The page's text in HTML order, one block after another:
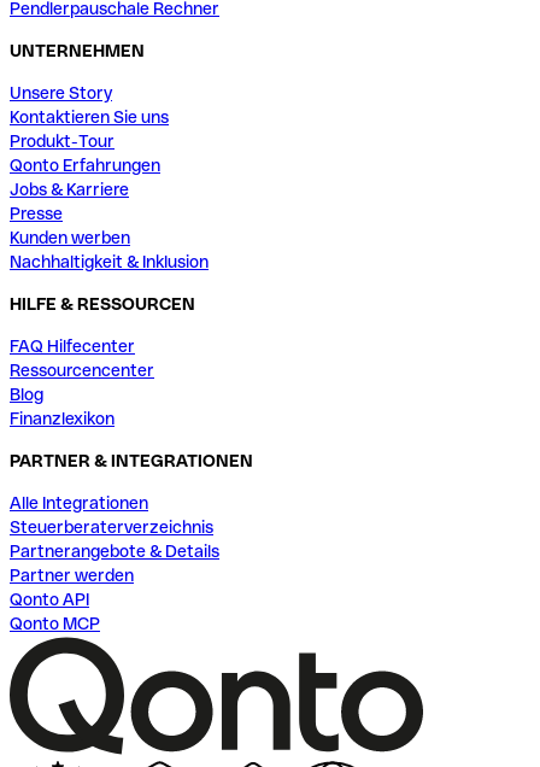
Pendlerpauschale Rechner
UNTERNEHMEN
Unsere Story
Kontaktieren Sie uns
Produkt-Tour
Qonto Erfahrungen
Jobs & Karriere
Presse
Kunden werben
Nachhaltigkeit & Inklusion
HILFE & RESSOURCEN
FAQ Hilfecenter
Ressourcencenter
Blog
Finanzlexikon
PARTNER & INTEGRATIONEN
Alle Integrationen
Steuerberaterverzeichnis
Partnerangebote & Details
Partner werden
Qonto API
Qonto MCP